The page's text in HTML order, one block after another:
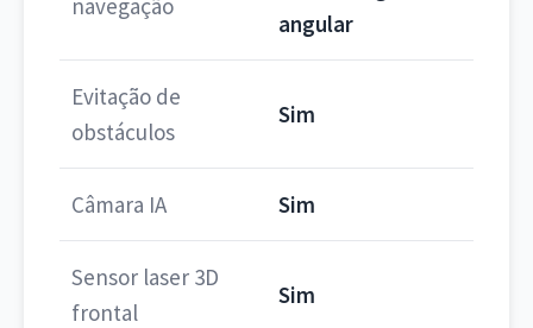
navegação
angular
Evitação de
obstáculos
Sim
Câmara IA Sim
Sensor laser 3D
frontal
Sim